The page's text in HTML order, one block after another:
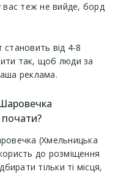
вас теж не вийде, борд
становить від 4-8
так, щоб люди за
реклама.
(Хмельницька
до розміщення
тільки ті місця,